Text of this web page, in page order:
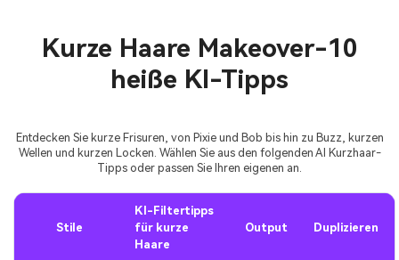
Kurze Haare Makeover-10
heiße KI-Tipps
Entdecken Sie kurze Frisuren, von Pixie und Bob bis hin zu Buzz, kurzen
Wellen und kurzen Locken. Wählen Sie aus den folgenden AI Kurzhaar-
Tipps oder passen Sie Ihren eigenen an.
Stile
KI-Filtertipps
für kurze
Haare
Output Duplizieren